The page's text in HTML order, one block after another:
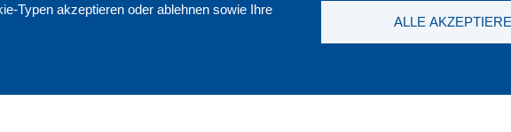
Typen akzeptieren oder ablehnen sowie Ihre
ALLE
Diese Seite empfehlen: drucken: